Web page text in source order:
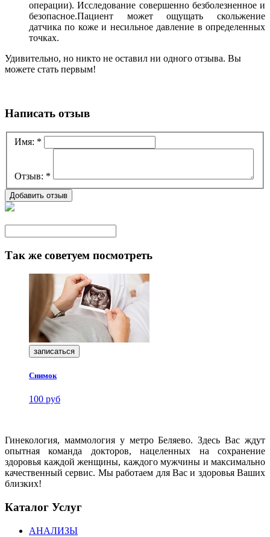
операции).Исследование совершенно безболезненное и
безопасное.Пациент может ощущать скольжение
датчика по коже и несильное давление в определенных
точках.
Удивительно, но никто не оставил ни одного отзыва. Вы
можете стать первым!
Написать отзыв
Имя: *
Отзыв: *
Так же советуем посмотреть
записаться
Снимок
100 руб
Гинекология, маммология у метро Беляево. Здесь Вас ждут
опытная команда докторов, нацеленных на сохранение
здоровья каждой женщины, каждого мужчины и максимально
качественный сервис. Мы работаем для Вас и здоровья Ваших
близких!
Каталог Услуг
АНАЛИЗЫ